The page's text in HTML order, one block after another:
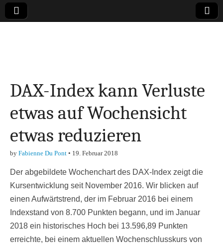
Finanzen,
Marketing-, Vertrieb-
& Investment-Tipps
DAX-Index kann Verluste
etwas auf Wochensicht
etwas reduzieren
by Fabienne Du Pont • 19. Februar 2018
Der abgebildete Wochenchart des DAX-Index zeigt die
Kursentwicklung seit November 2016. Wir blicken auf
einen Aufwärtstrend, der im Februar 2016 bei einem
Indexstand von 8.700 Punkten begann, und im Januar
2018 ein historisches Hoch bei 13.596,89 Punkten
erreichte, bei einem aktuellen Wochenschlusskurs von